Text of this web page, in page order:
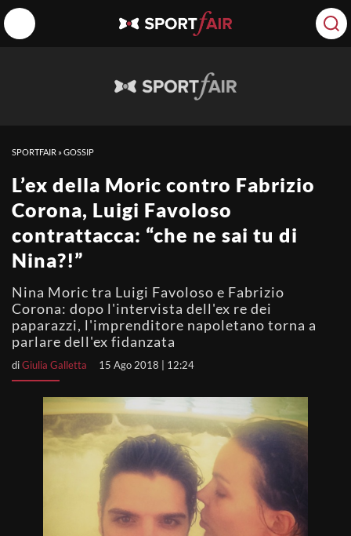
SPORTFAIR »GOSSIP
L’ex della Moric contro Fabrizio
Corona, Luigi Favoloso
contrattacca: “che ne sai tu di
Nina?!”
Nina Moric tra Luigi Favoloso e Fabrizio
Corona: dopo l'intervista dell'ex re dei
paparazzi, l'imprenditore napoletano torna a
parlare dell'ex fidanzata
diGiulia Galletta 15 Ago 2018 | 12:24